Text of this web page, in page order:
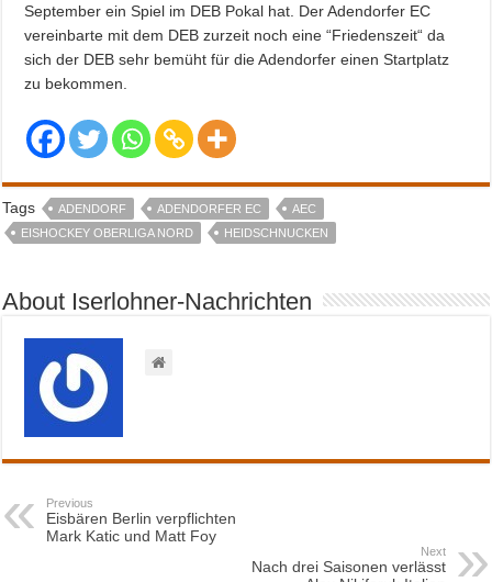
September ein Spiel im DEB Pokal hat. Der Adendorfer EC
vereinbarte mit dem DEB zurzeit noch eine “Friedenszeit“ da
sich der DEB sehr bemüht für die Adendorfer einen Startplatz
zu bekommen.
Tags ADENDORF ADENDORFER EC
AEC
EISHOCKEY OBERLIGA NORD
HEIDSCHNUCKEN
About Iserlohner-Nachrichten
Previous
Eisbären Berlin verpflichten
Mark Katic und Matt Foy
Next
Nach drei Saisonen verlässt